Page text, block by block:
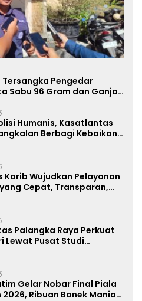
Pengedar
Sabu 96 Gram dan Ganja
Kasatlantas
Berbagi Kebaikan
Karib Wujudkan Pelayanan
Cepat, Transparan,
Palangka Raya Perkuat
Lewat Pusat Studi
Gelar Nobar Final Piala
2026, Ribuan Bonek Mania